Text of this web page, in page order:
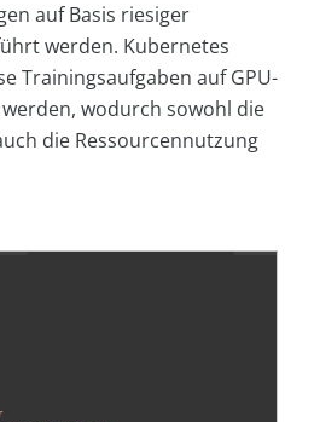
auf Basis riesiger
werden. Kubernetes
Trainingsaufgaben auf GPU-
wodurch sowohl die
die Ressourcennutzung